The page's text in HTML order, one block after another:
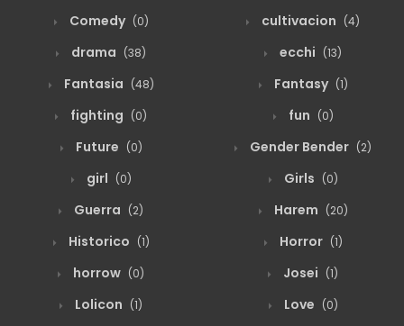
agosto 19, 2025
agosto 19, 2025
Comedy (0) cultivacion (4)
drama (38) ecchi (13)
Fantasia (48) Fantasy (1)
fighting (0) fun (0)
Future (0) Gender Bender (2)
girl (0) Girls (0)
Guerra (2) Harem (20)
Historico (1) Horror (1)
horrow (0) Josei (1)
Lolicon (1) Love (0)